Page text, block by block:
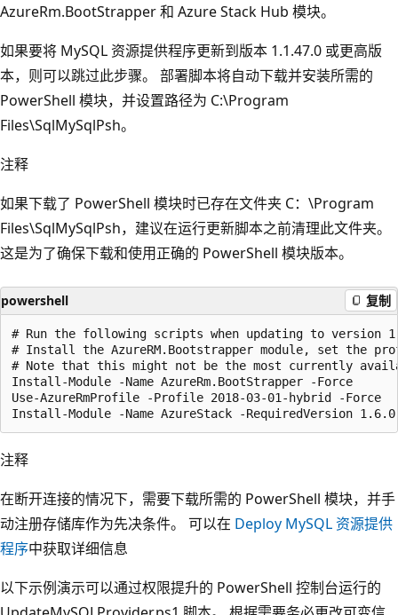
AzureRm.BootStrapper 和 Azure Stack Hub 模块。
如果要将 MySQL 资源提供程序更新到版本 1.1.47.0 或更高版
本，则可以跳过此步骤。 部署脚本将自动下载并安装所需的
PowerShell 模块，并设置路径为 C:\Program
Files\SqlMySqlPsh。
注释
如果下载了 PowerShell 模块时已存在文件夹 C：\Program
Files\SqlMySqlPsh，建议在运行更新脚本之前清理此文件夹。
这是为了确保下载和使用正确的 PowerShell 模块版本。
powershell 复制
# Run the following scripts when updating to version
# Install the AzureRM.Bootstrapper module, set the
# Note that this might not be the most currently
Install-Module -Name AzureRm.BootStrapper -Force
Use-AzureRmProfile -Profile 2018-03-01-hybrid -Force
注释
在断开连接的情况下，需要下载所需的 PowerShell 模块，并手
动注册存储库作为先决条件。 可以在 Deploy MySQL 资源提供
程序中获取详细信息
以下示例演示可以通过权限提升的 PowerShell 控制台运行的